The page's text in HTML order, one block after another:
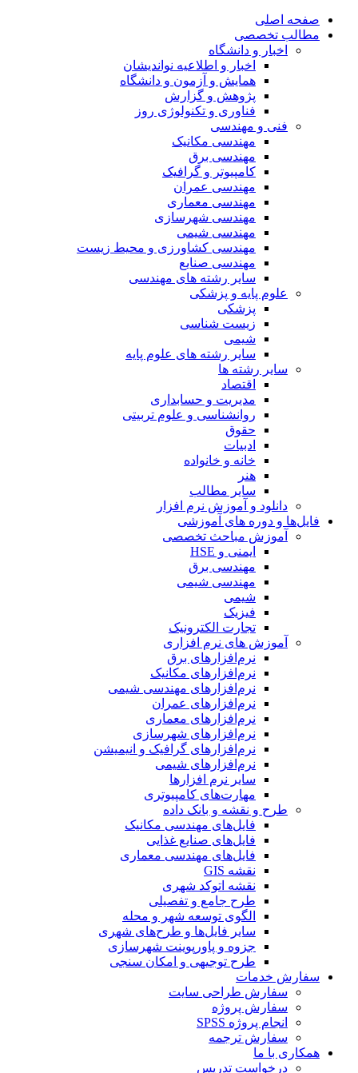
صفحه اصلی
مطالب تخصصی
اخبار و دانشگاه
اخبار و اطلاعیه نواندیشان
همایش و آزمون و دانشگاه
پژوهش و گزارش
فناوری و تکنولوژی روز
فنی و مهندسی
مهندسی مکانیک
مهندسی برق
کامپیوتر و گرافیک
مهندسی عمران
مهندسی معماری
مهندسی شهرسازی
مهندسی شیمی
مهندسی کشاورزی و محیط زیست
مهندسی صنایع
سایر رشته های مهندسی
علوم پایه و پزشکی
پزشکی
زیست شناسی
شیمی
سایر رشته های علوم پایه
سایر رشته ها
اقتصاد
مدیریت و حسابداری
روانشناسی و علوم تربیتی
حقوق
ادبیات
خانه و خانواده
هنر
سایر مطالب
دانلود و آموزش نرم افزار
فایل‌ها و دوره های آموزشی
آموزش مباحث تخصصی
ایمنی و HSE
مهندسی برق
مهندسی شیمی
شیمی
فیزیک
تجارت الکترونیک
آموزش های نرم افزاری
نرم‌افزارهای برق
نرم‌افزارهای مکانیک
نرم‌افزارهای مهندسی شیمی
نرم‌افزارهای عمران
نرم‌افزارهای معماری
نرم‌افزارهای شهرسازی
نرم‌افزارهای گرافیک و انیمیشن
نرم‌افزارهای شیمی
سایر نرم افزارها
مهارت‌های کامپیوتری
طرح و نقشه و بانک داده
فایل‌های مهندسی مکانیک
فایل‌های صنایع غذایی
فایل‌های مهندسی معماری
نقشه GIS
نقشه اتوکد شهری
طرح جامع و تفصیلی
الگوی توسعه شهر و محله
سایر فایل‌ها و طرح‌های شهری
جزوه و پاورپوینت شهرسازی
طرح توجیهی و امکان سنجی
سفارش خدمات
سفارش طراحی سایت
سفارش پروژه
انجام پروژه SPSS
سفارش ترجمه
همکاری با ما
درخواست تدریس